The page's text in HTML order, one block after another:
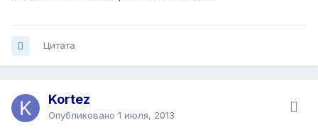
Цитата
Kortez
Опубликовано 1 июля, 2013